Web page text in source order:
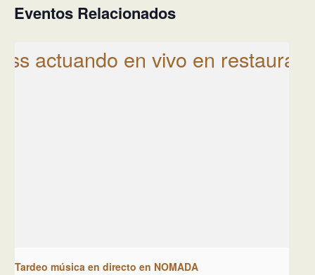
Eventos Relacionados
Tardeo música en directo en NOMADA